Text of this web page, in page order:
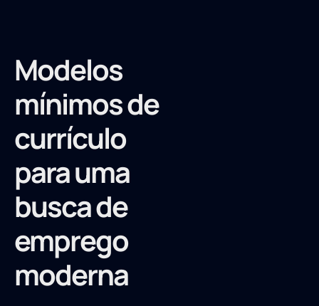
Modelos
mínimos de
currículo
para uma
busca de
emprego
moderna